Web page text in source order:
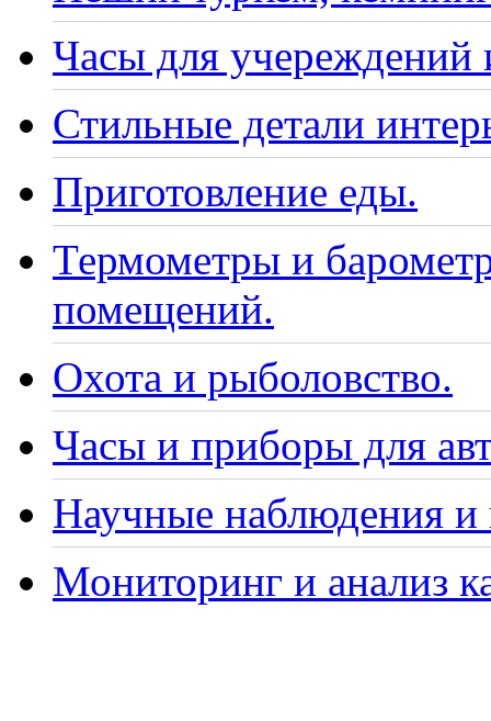
Часы для учереждений
Стильные детали
Приготовление еды.
Термометры и
помещений.
Охота и рыболовство.
Часы и приборы для
Научные наблюдения и
Мониторинг и анализ